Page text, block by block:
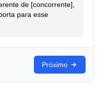
de [concorrente],
para esse
Próximo